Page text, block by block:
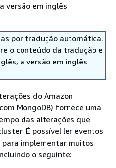
versão em inglês
por tradução automática.
o conteúdo da tradução e
a versão em inglês
do Amazon
MongoDB) fornece uma
das alterações que
É possível ler eventos
implementar muitos
o seguinte: